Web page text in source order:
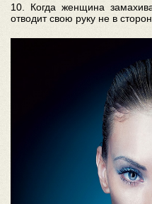
10. Когда женщина
отводит свою руку не в